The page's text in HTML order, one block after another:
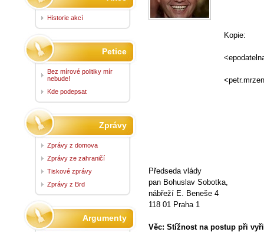
Kopie:
Předseda vlády
pan Bohuslav Sobotka,
nábřeží E. Beneše 4
118 01
Věc: Stížnost na postup při
Historie akcí
Petice
Bez mírové politiky mír
nebude!
Kde podepsat
Zprávy
Zprávy z domova
Zprávy ze zahraničí
Tiskové zprávy
Zprávy z Brd
Argumenty